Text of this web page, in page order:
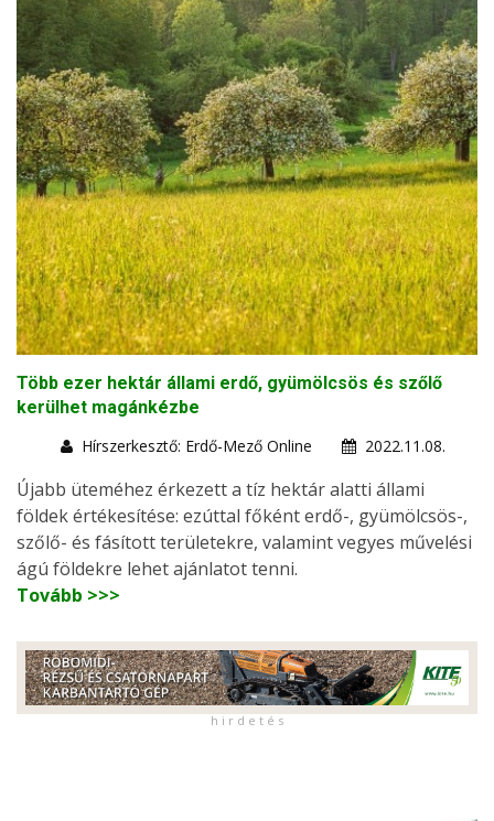
Több ezer hektár állami erdő, gyümölcsös és szőlő
kerülhet magánkézbe
Hírszerkesztő: Erdő-Mező Online
2022.11.08.
Újabb üteméhez érkezett a tíz hektár alatti állami
földek értékesítése: ezúttal főként erdő-, gyümölcsös-,
szőlő- és fásított területekre, valamint vegyes művelési
ágú földekre lehet ajánlatot tenni.
Tovább >>>
h i r d e t é s